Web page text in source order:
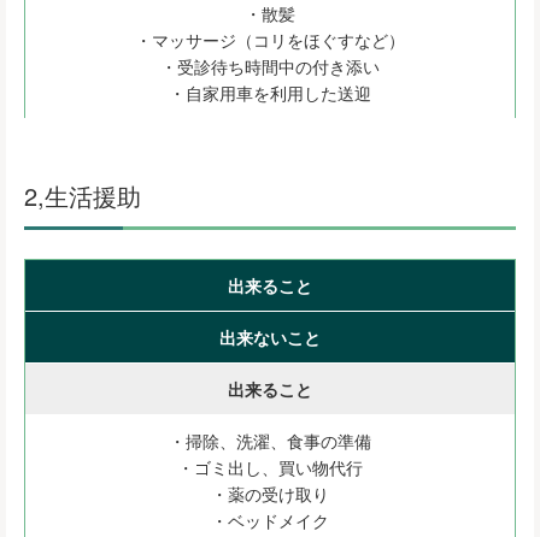
・散髪
・マッサージ（コリをほぐすなど）
・受診待ち時間中の付き添い
・自家用車を利用した送迎
2,生活援助
出来ること
出来ないこと
出来ること
・掃除、洗濯、食事の準備
・ゴミ出し、買い物代行
・薬の受け取り
・ベッドメイク